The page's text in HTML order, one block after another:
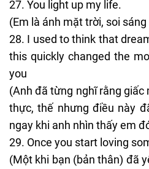
You light up my life.
(Em là ánh mặt trời, soi
I used to think that
this quickly changed the
you
(Anh đã từng nghĩ rằng
thực, thế nhưng điều này
ngay khi anh nhìn thấy em
Once you start loving
(Một khi bạn (bản thân) đã